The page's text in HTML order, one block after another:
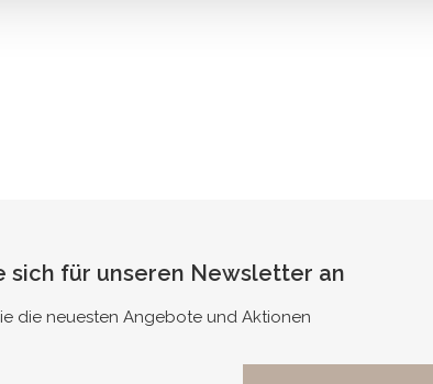
sich für unseren Newsletter an
die neuesten Angebote und Aktionen